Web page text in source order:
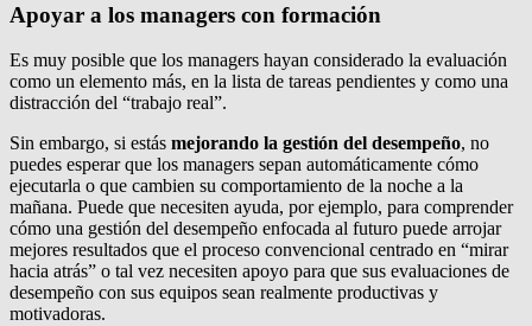
Apoyar a los managers con formación
Es muy posible que los managers hayan considerado la evaluación
como un elemento más, en la lista de tareas pendientes y como una
distracción del “trabajo real”.
Sin embargo, si estás mejorando la gestión del desempeño, no
puedes esperar que los managers sepan automáticamente cómo
ejecutarla o que cambien su comportamiento de la noche a la
mañana. Puede que necesiten ayuda, por ejemplo, para comprender
cómo una gestión del desempeño enfocada al futuro puede arrojar
mejores resultados que el proceso convencional centrado en “mirar
hacia atrás” o tal vez necesiten apoyo para que sus evaluaciones de
desempeño con sus equipos sean realmente productivas y
motivadoras.